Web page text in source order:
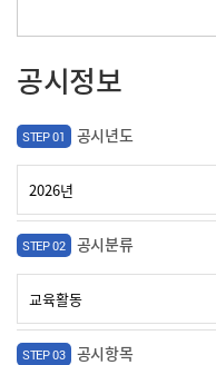
공시정보
STEP 01 공시년도
STEP 02 공시분류
STEP 03 공시항목